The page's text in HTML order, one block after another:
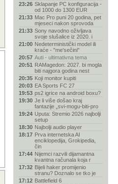
23:26 Sklapanje PC konfiguracija -
od 1000 do 1300 EUR
21:33 Mac Pro puni 20 godina, pet
mjeseci nakon sprovoda
21:33 Sony navodno oživljava
svoje slušalice iz 2020. i
21:00 Nedeterministički model ili
kraće - "me'sečini"
20:57 Auti - ultimativna tema
20:51 RAMagedon: 2027. bi mogla
biti najgora godina nest
20:35 Koji monitor kupiti
20:03 EA Sports FC 27
19:53 ps2 igrice na android boxu?
19:30 Je li više došao kraj
fantazije „svi-mogu-biti-pro
19:24 Uputa: Stremio 2026 najbolji
setup
18:30 Najbolji audio player
18:17 Prva internetska AI
enciklopedija, Grokipedia,
čin
17:44 Nijemci razvili dijamantna
kvantna računala koja r
17:32 Bijeli haker promijenio
stranu? Doznalo se tko je
17:12 Battlefield 6